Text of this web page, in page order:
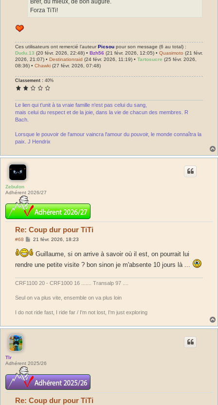
Bref, du mieux, de bon augure.
Forza TiTi!
Ces utilisateurs ont remercié l’auteurPicsou pour son message (6 au total) :
Dudu.13 (20 févr. 2026, 22:48) • Bzh56 (21 févr. 2026, 12:05) • Quasimoto (21 févr.
2026, 21:07) • Destinationraid (24 févr. 2026, 11:19) • Tartosucre (25 févr. 2026,
08:36) • Chawki (27 févr. 2026, 07:48)
Classement : 40%
Le lien qui t'unit à ta vraie famille n'est pas celui du sang,
mais celui du respect et de la joie, dans la vie de chacun des membres. R
Bach.
Lorsque le pouvoir de l'amour vaincra l'amour du pouvoir, le monde connaîtra la
paix. J Hendrix
Zebulon
Adhérent 2026/27
Re: Coup dur pour TiTi
#68
M
s
s
g
21 févr. 2026, 18:23
Guillaume, si on arrive à savoir où il est, on pourrait lui
rendre une petite visite ? bon sinon je m'absente 10 jours là ...
CRF1100 20 - CRF1000 16 ....... Transalp 97 ....
Seul on va plus vite, ensemble on va plus loin
I do not ride fast, I ride far / I'm not lost, I'm just exploring
Tlr
Adhérent 2025/26
Re: Coup dur pour TiTi